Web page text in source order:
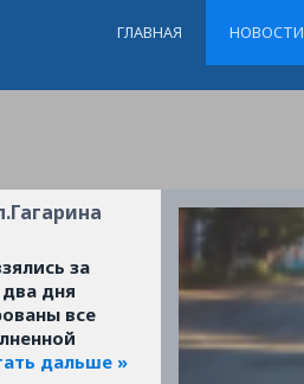
ГЛАВНАЯ НОВОСТИ
за
дня
все
дальше »